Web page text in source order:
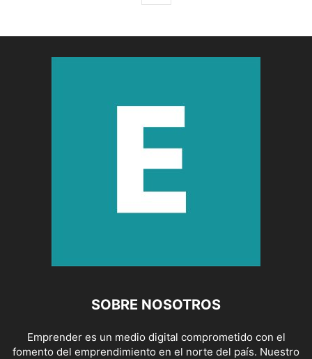
SOBRE NOSOTROS
Emprender es un medio digital comprometido con el
fomento del emprendimiento en el norte del país. Nuestro